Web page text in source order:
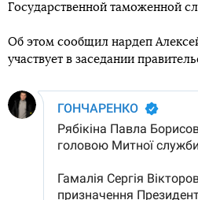
Государственной таможенной
Об этом сообщил нардеп
участвует в заседании